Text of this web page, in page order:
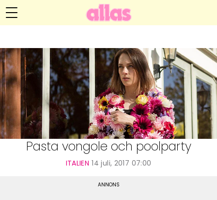
Hälsa
Relationer
Handarbete
Anna María Larssons blogg
Hem
Om Anna María
Kategorier
Arkiv
Kontakt
Pasta vongole och poolparty
ITALIEN 14 juli, 2017 07:00